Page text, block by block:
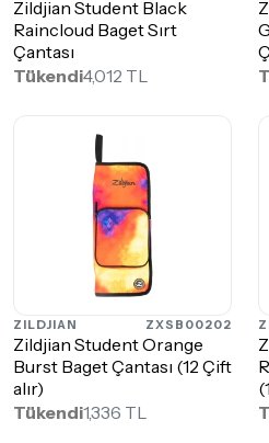
Zildjian Student Black
Raincloud Baget Sırt
Çantası
Tükendi4,012 TL
ZILDJIAN ZXSB00202
Zildjian Student Orange
Burst Baget Çantası (12 Çift
alır)
Tükendi1,336 TL